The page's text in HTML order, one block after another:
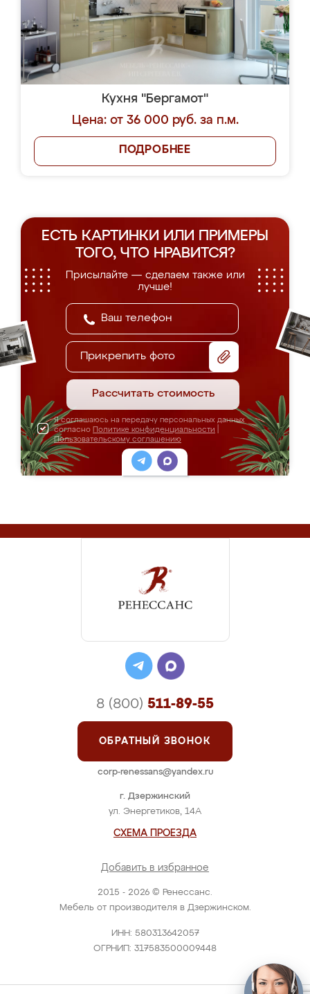
Кухня "Бергамот"
Цена: от 36 000 руб. за п.м.
ПОДРОБНЕЕ
ЕСТЬ КАРТИНКИ ИЛИ ПРИМЕРЫ
ТОГО, ЧТО НРАВИТСЯ?
Присылайте — сделаем также или
лучше!
Прикрепить фото
Рассчитать стоимость
Я соглашаюсь на передачу персональных данных
согласно Политике конфиденциальности
Пользовательскому соглашению
2015 - 2026 © Ренессанс.
Мебель от производителя в Дзержинском.
ИНН: 580313642057
ОГРНИП: 317583500009448
г. Дзержинский
ул. Энергетиков, 14А
СХЕМА ПРОЕЗДА
Добавить в избранное
8 (800) 511-89-55
ОБРАТНЫЙ ЗВОНОК
corp-renessans@yandex.ru